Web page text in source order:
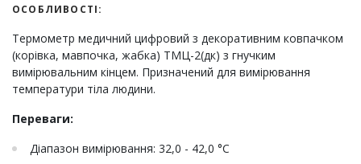
ОСОБЛИВОСТІ:
Термометр медичний цифровий з декоративним ковпачком
(корівка, мавпочка, жабка) ТМЦ-2(дк) з гнучким
вимірювальним кінцем. Призначений для вимірювання
температури тіла людини.
Переваги:
Діапазон вимірювання: 32,0 - 42,0 °С